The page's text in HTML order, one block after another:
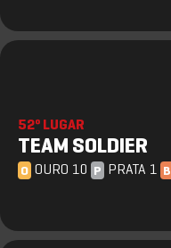
52º LUGAR
TEAM SOLDIER
O OURO 10 P PRATA 1 B